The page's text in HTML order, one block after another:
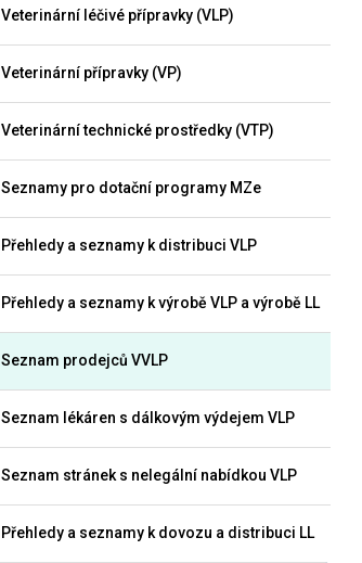
Veterinární léčivé přípravky (VLP)
Veterinární přípravky (VP)
Veterinární technické prostředky (VTP)
Seznamy pro dotační programy MZe
Přehledy a seznamy k distribuci VLP
Přehledy a seznamy k výrobě VLP a výrobě LL
Seznam prodejců VVLP
Seznam lékáren s dálkovým výdejem VLP
Seznam stránek s nelegální nabídkou VLP
Přehledy a seznamy k dovozu a distribuci LL